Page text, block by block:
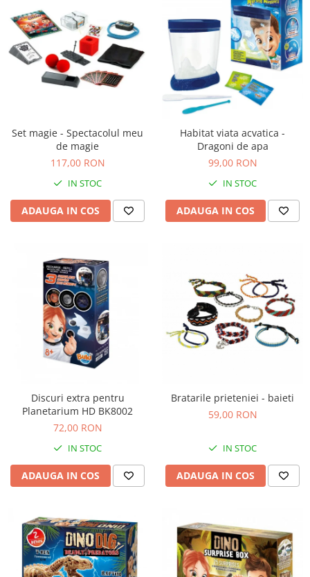
Set magie - Spectacolul meu
de magie
117,00 RON
IN STOC
ADAUGA IN COS
Habitat viata acvatica -
Dragoni de apa
99,00 RON
IN STOC
ADAUGA IN COS
Discuri extra pentru
Planetarium HD BK8002
72,00 RON
IN STOC
ADAUGA IN COS
Bratarile prieteniei - baieti
59,00 RON
IN STOC
ADAUGA IN COS